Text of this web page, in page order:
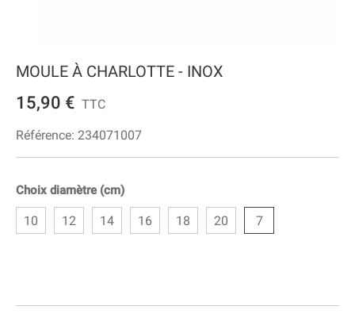
MOULE À CHARLOTTE - INOX
15,90 € TTC
Référence: 234071007
Choix diamètre (cm)
10 12 14 16 18 20 7